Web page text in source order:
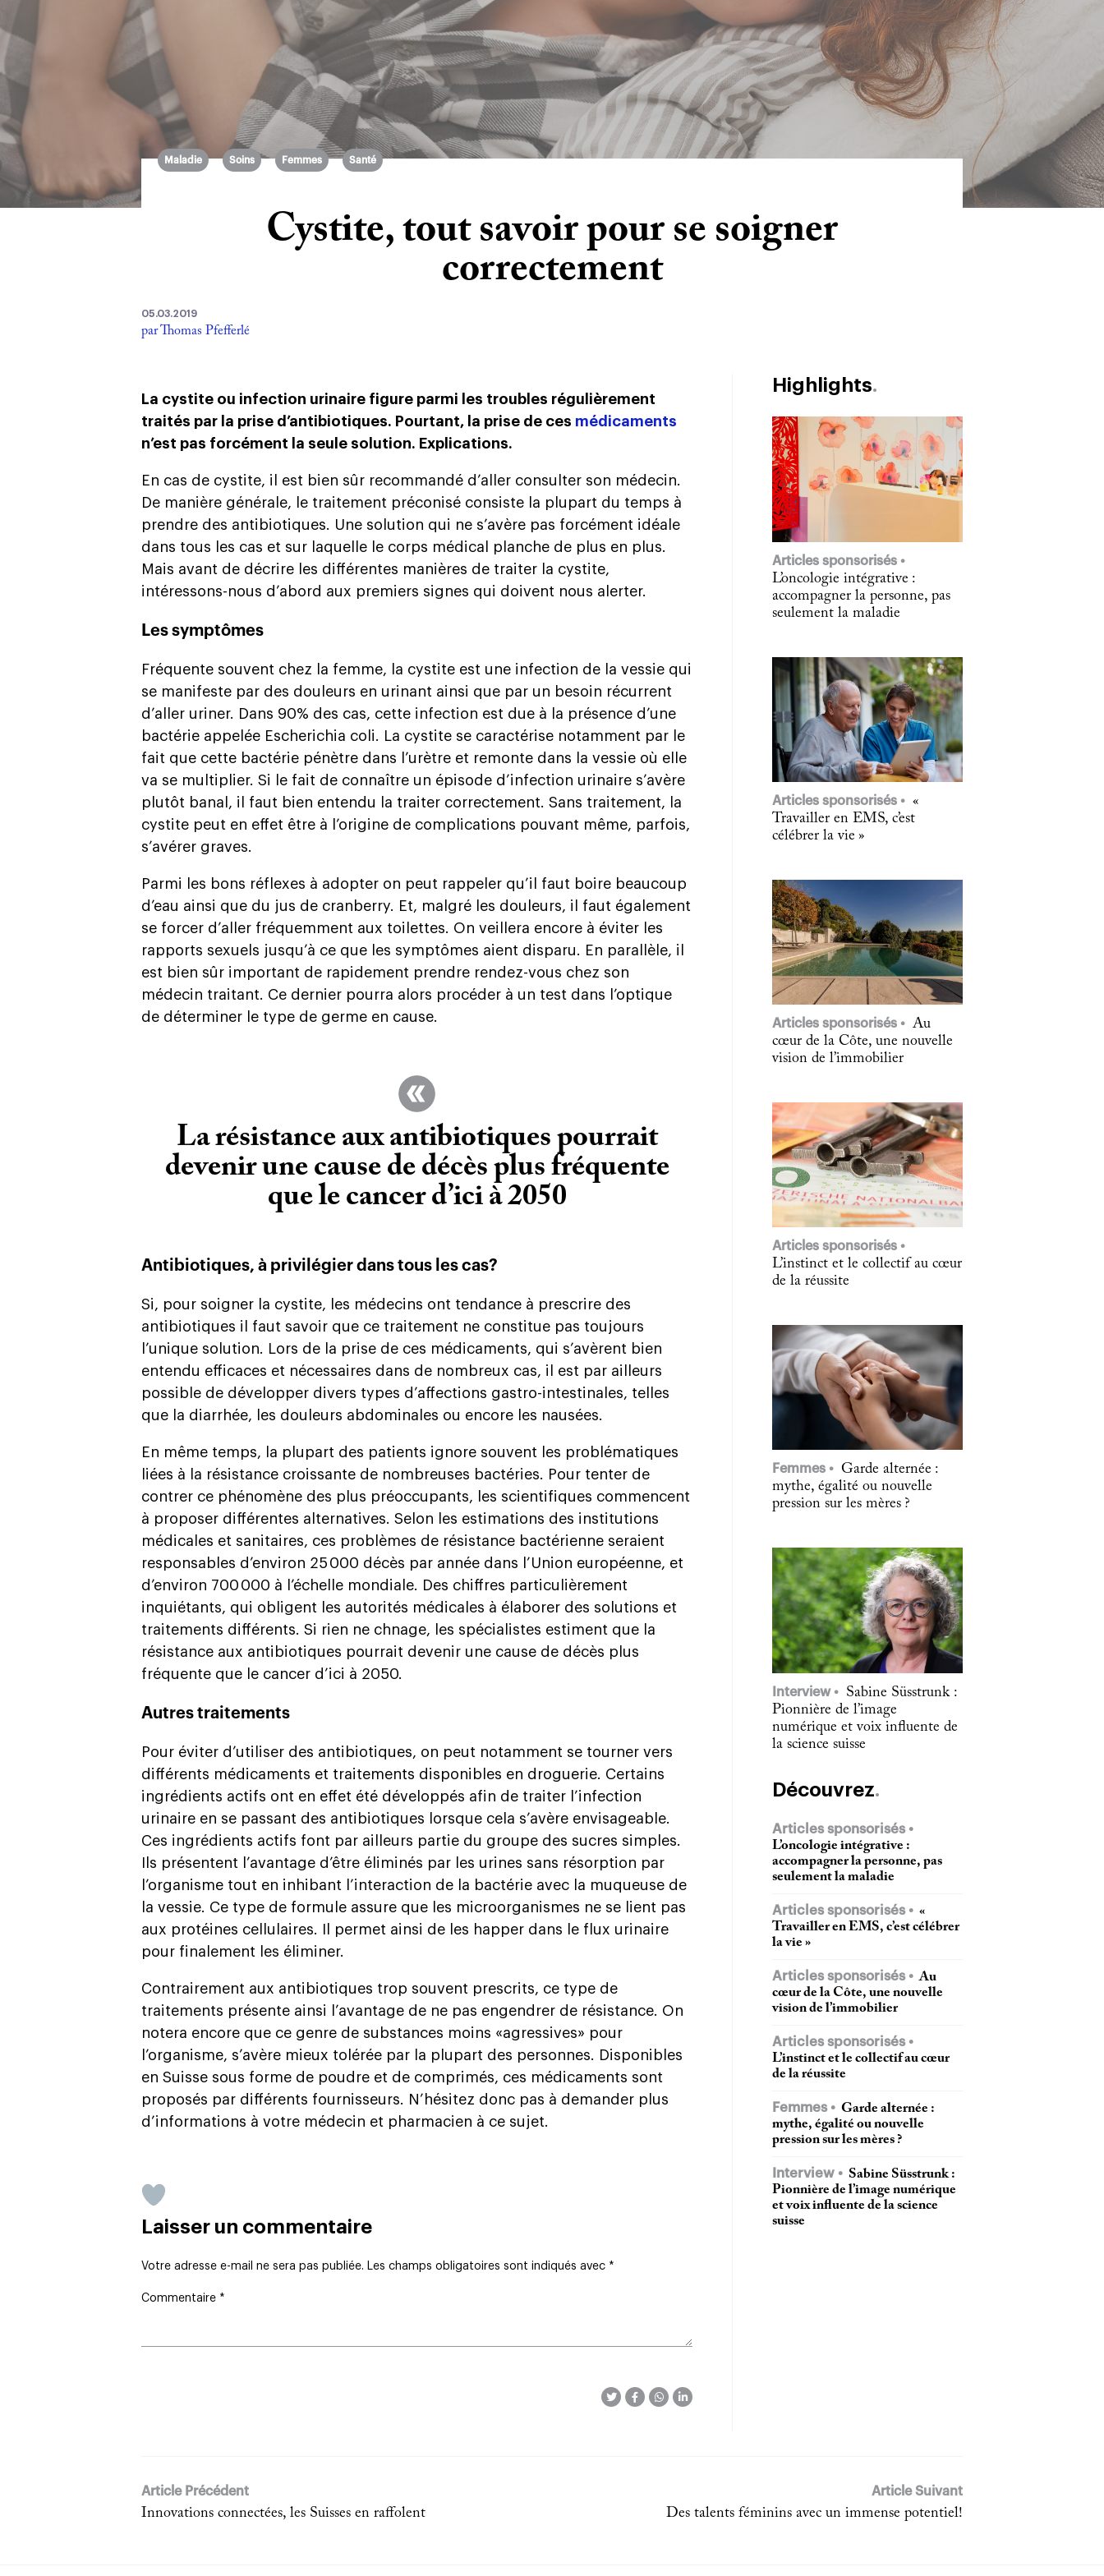
Maladie Soins Femmes Santé
Cystite, tout savoir pour se soigner
correctement
05.03.2019
par Thomas Pfefferlé
La cystite ou infection urinaire figure parmi les troubles régulièrement
traités par la prise d’antibiotiques. Pourtant, la prise de ces médicaments
n’est pas forcément la seule solution. Explications.
En cas de cystite, il est bien sûr recommandé d’aller consulter son médecin.
De manière générale, le traitement préconisé consiste la plupart du temps à
prendre des antibiotiques. Une solution qui ne s’avère pas forcément idéale
dans tous les cas et sur laquelle le corps médical planche de plus en plus.
Mais avant de décrire les différentes manières de traiter la cystite,
intéressons-nous d’abord aux premiers signes qui doivent nous alerter.
Les symptômes
Fréquente souvent chez la femme, la cystite est une infection de la vessie qui
se manifeste par des douleurs en urinant ainsi que par un besoin récurrent
d’aller uriner. Dans 90% des cas, cette infection est due à la présence d’une
bactérie appelée Escherichia coli. La cystite se caractérise notamment par le
fait que cette bactérie pénètre dans l’urètre et remonte dans la vessie où elle
va se multiplier. Si le fait de connaître un épisode d’infection urinaire s’avère
plutôt banal, il faut bien entendu la traiter correctement. Sans traitement, la
cystite peut en effet être à l’origine de complications pouvant même, parfois,
s’avérer graves.
Parmi les bons réflexes à adopter on peut rappeler qu’il faut boire beaucoup
d’eau ainsi que du jus de cranberry. Et, malgré les douleurs, il faut également
se forcer d’aller fréquemment aux toilettes. On veillera encore à éviter les
rapports sexuels jusqu’à ce que les symptômes aient disparu. En parallèle, il
est bien sûr important de rapidement prendre rendez-vous chez son
médecin traitant. Ce dernier pourra alors procéder à un test dans l’optique
de déterminer le type de germe en cause.
La résistance aux antibiotiques pourrait
devenir une cause de décès plus fréquente
que le cancer d’ici à 2050
Antibiotiques, à privilégier dans tous les cas?
Si, pour soigner la cystite, les médecins ont tendance à prescrire des
antibiotiques il faut savoir que ce traitement ne constitue pas toujours
l’unique solution. Lors de la prise de ces médicaments, qui s’avèrent bien
entendu efficaces et nécessaires dans de nombreux cas, il est par ailleurs
possible de développer divers types d’affections gastro-intestinales, telles
que la diarrhée, les douleurs abdominales ou encore les nausées.
En même temps, la plupart des patients ignore souvent les problématiques
liées à la résistance croissante de nombreuses bactéries. Pour tenter de
contrer ce phénomène des plus préoccupants, les scientifiques commencent
à proposer différentes alternatives. Selon les estimations des institutions
médicales et sanitaires, ces problèmes de résistance bactérienne seraient
responsables d’environ 25 000 décès par année dans l’Union européenne, et
d’environ 700 000 à l’échelle mondiale. Des chiffres particulièrement
inquiétants, qui obligent les autorités médicales à élaborer des solutions et
traitements différents. Si rien ne chnage, les spécialistes estiment que la
résistance aux antibiotiques pourrait devenir une cause de décès plus
fréquente que le cancer d’ici à 2050.
Autres traitements
Pour éviter d’utiliser des antibiotiques, on peut notamment se tourner vers
différents médicaments et traitements disponibles en droguerie. Certains
ingrédients actifs ont en effet été développés afin de traiter l’infection
urinaire en se passant des antibiotiques lorsque cela s’avère envisageable.
Ces ingrédients actifs font par ailleurs partie du groupe des sucres simples.
Ils présentent l’avantage d’être éliminés par les urines sans résorption par
l’organisme tout en inhibant l’interaction de la bactérie avec la muqueuse de
la vessie. Ce type de formule assure que les microorganismes ne se lient pas
aux protéines cellulaires. Il permet ainsi de les happer dans le flux urinaire
pour finalement les éliminer.
Contrairement aux antibiotiques trop souvent prescrits, ce type de
traitements présente ainsi l’avantage de ne pas engendrer de résistance. On
notera encore que ce genre de substances moins «agressives» pour
l’organisme, s’avère mieux tolérée par la plupart des personnes. Disponibles
en Suisse sous forme de poudre et de comprimés, ces médicaments sont
proposés par différents fournisseurs. N’hésitez donc pas à demander plus
d’informations à votre médecin et pharmacien à ce sujet.
Laisser un commentaire
Votre adresse e-mail ne sera pas publiée. Les champs obligatoires sont indiqués avec *
Commentaire *
Highlights
Articles sponsorisés
L’oncologie intégrative :
accompagner la personne, pas
seulement la maladie
Articles sponsorisés
«
Travailler en EMS, c’est
célébrer la vie »
Articles sponsorisés
Au
cœur de la Côte, une nouvelle
vision de l’immobilier
Articles sponsorisés
L’instinct et le collectif au cœur
de la réussite
Femmes
Garde alternée :
mythe, égalité ou nouvelle
pression sur les mères ?
Interview
Sabine Süsstrunk :
Pionnière de l’image
numérique et voix influente de
la science suisse
Découvrez
Articles sponsorisés
L’oncologie intégrative :
accompagner la personne, pas
seulement la maladie
Articles sponsorisés
«
Travailler en EMS, c’est célébrer
la vie »
Articles sponsorisés
Au
cœur de la Côte, une nouvelle
vision de l’immobilier
Articles sponsorisés
L’instinct et le collectif au cœur
de la réussite
Femmes
Garde alternée :
mythe, égalité ou nouvelle
pression sur les mères ?
Interview
Sabine Süsstrunk :
Pionnière de l’image numérique
et voix influente de la science
suisse
Article Précédent
Innovations connectées, les Suisses en raffolent
Article Suivant
Des talents féminins avec un immense potentiel!